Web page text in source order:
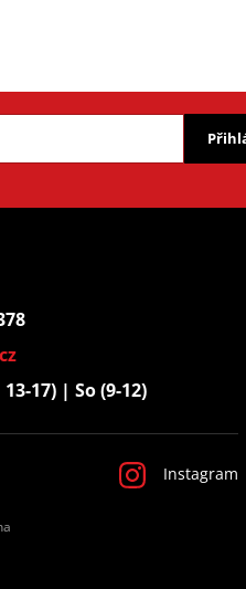
17) | So (9-12)
Instagram